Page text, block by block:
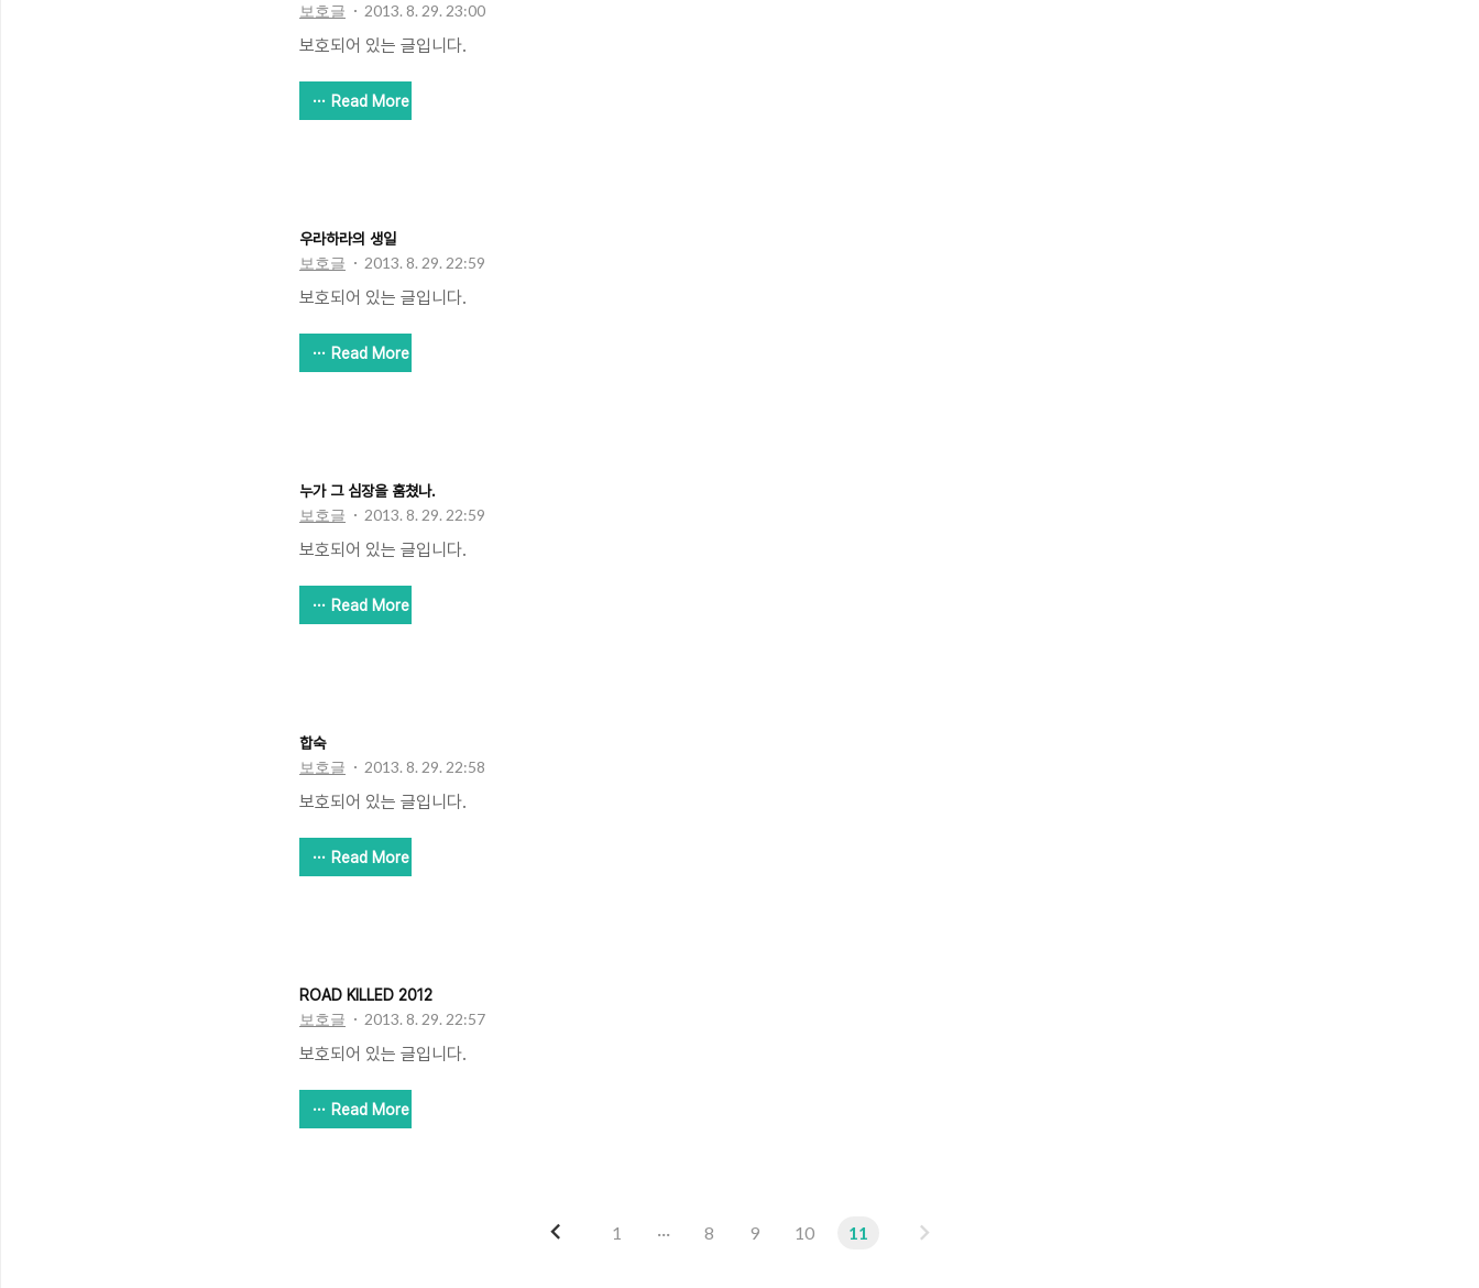
보호글 2013. 8. 29. 23:00
보호되어 있는 글입니다.
Read More
우라하라의 생일
보호글 2013. 8. 29. 22:59
보호되어 있는 글입니다.
Read More
누가 그 심장을 훔쳤나.
보호글 2013. 8. 29. 22:59
보호되어 있는 글입니다.
Read More
합숙
보호글 2013. 8. 29. 22:58
보호되어 있는 글입니다.
Read More
ROAD KILLED 2012
보호글 2013. 8. 29. 22:57
보호되어 있는 글입니다.
Read More
1 ··· 8 9 10 11
다